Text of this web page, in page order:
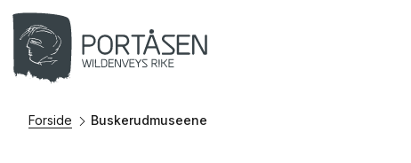
Forside Buskerudmuseene